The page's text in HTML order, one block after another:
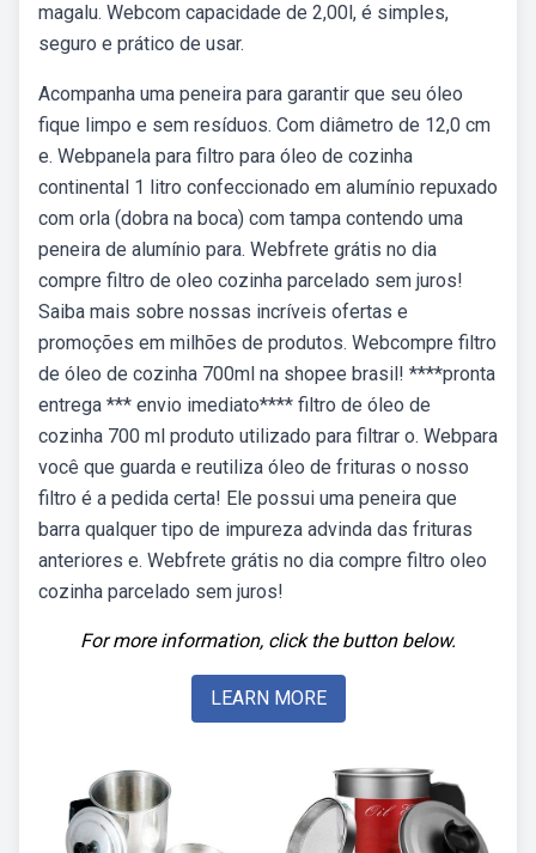
magalu. Webcom capacidade de 2,00l, é simples,
seguro e prático de usar.
Acompanha uma peneira para garantir que seu óleo
fique limpo e sem resíduos. Com diâmetro de 12,0 cm
e. Webpanela para filtro para óleo de cozinha
continental 1 litro confeccionado em alumínio repuxado
com orla (dobra na boca) com tampa contendo uma
peneira de alumínio para. Webfrete grátis no dia
compre filtro de oleo cozinha parcelado sem juros!
Saiba mais sobre nossas incríveis ofertas e
promoções em milhões de produtos. Webcompre filtro
de óleo de cozinha 700ml na shopee brasil! ****pronta
entrega *** envio imediato**** filtro de óleo de
cozinha 700 ml produto utilizado para filtrar o. Webpara
você que guarda e reutiliza óleo de frituras o nosso
filtro é a pedida certa! Ele possui uma peneira que
barra qualquer tipo de impureza advinda das frituras
anteriores e. Webfrete grátis no dia compre filtro oleo
cozinha parcelado sem juros!
For more information, click the button below.
LEARN MORE